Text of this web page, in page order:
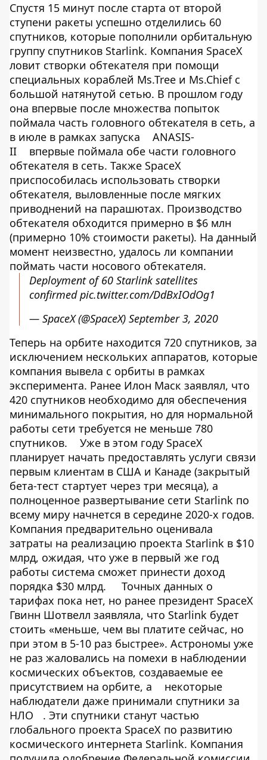
Спустя 15 минут после старта от второй
ступени ракеты успешно отделились 60
спутников, которые пополнили орбитальную
группу спутников Starlink. Компания SpaceX
ловит створки обтекателя при помощи
специальных кораблей Ms.Tree и Ms.Chief с
большой натянутой сетью. В прошлом году
она впервые после множества попыток
поймала часть головного обтекателя в сеть, а
в июле в рамках запуска
ANASIS-
II
впервые поймала обе части головного
обтекателя в сеть. Также SpaceX
приспособилась использовать створки
обтекателя, выловленные после мягких
приводнений на парашютах. Производство
обтекателя обходится примерно в $6 млн
(примерно 10% стоимости ракеты). На данный
момент неизвестно, удалось ли компании
поймать части носового обтекателя.
Deployment of 60 Starlink satellites
confirmedpic.twitter.com/DdBxIOdOg1
— SpaceX (@SpaceX) September 3, 2020
Теперь на орбите находится 720 спутников, за
исключением нескольких аппаратов, которые
компания вывела с орбиты в рамках
эксперимента. Ранее Илон Маск заявлял, что
420 спутников необходимо для обеспечения
минимального покрытия, но для нормальной
работы сети требуется не меньше 780
спутников.
Уже в этом году SpaceX
планирует начать предоставлять услуги связи
первым клиентам в США и Канаде (закрытый
бета-тест стартует через три месяца), а
полноценное развертывание сети Starlink по
всему миру начнется в середине 2020-х годов.
Компания предварительно оценивала
затраты на реализацию проекта Starlink в $10
млрд, ожидая, что уже в первый же год
работы система сможет принести доход
порядка $30 млрд.
Точных данных о
тарифах пока нет, но ранее президент SpaceX
Гвинн Шотвелл заявляла, что Starlink будет
стоить «меньше, чем вы платите сейчас, но
при этом в 5-10 раз быстрее». Астрономы уже
не раз жаловались на помехи в наблюдении
космических объектов, создаваемые ее
присутствием на орбите, а
некоторые
наблюдатели даже принимали спутники за
НЛО
. Эти спутники станут частью
глобального проекта SpaceX по развитию
космического интернета Starlink. Компания